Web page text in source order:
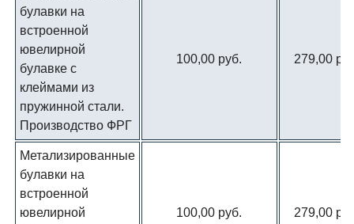
булавки на
встроенной
ювелирной
булавке с
клеймами из
пружинной стали.
Производство ФРГ
100,00 руб. 279,00
Метализированные
булавки на
встроенной
ювелирной
100,00 руб. 279,00